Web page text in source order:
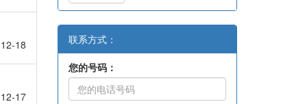
18
17
联系方式：
您的号码：